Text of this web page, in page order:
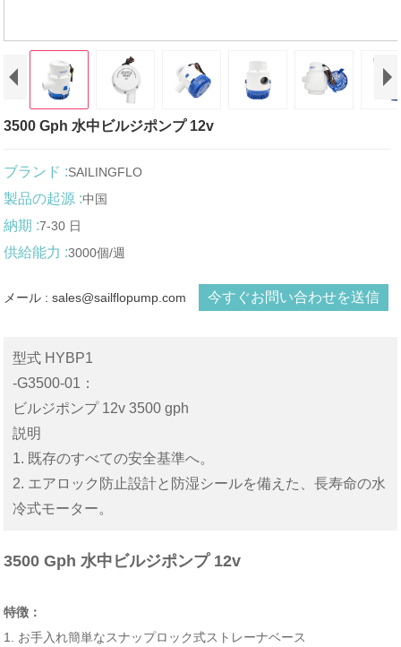
3500 Gph 水中ビルジポンプ 12v
ブランド :SAILINGFLO
製品の起源 :中国
納期 :7-30 日
供給能力 :3000個/週
メール : sales@sailflopump.com 今すぐお問い合わせを送信
型式 HYBP1
-G3500-01：
ビルジポンプ 12v 3500 gph
説明
1. 既存のすべての安全基準へ。
2. エアロック防止設計と防湿シールを備えた、長寿命の水
冷式モーター。
3500 Gph 水中ビルジポンプ 12v
特徴：
1. お手入れ簡単なスナップロック式ストレーナベース